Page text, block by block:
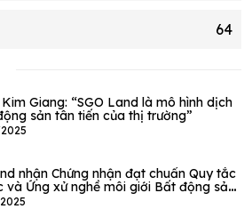
64
Giang: “SGO Land là mô hình dịch
sản tân tiến của thị trường”
nhận Chứng nhận đạt chuẩn Quy tắc
và Ứng xử nghề môi giới Bất động sản